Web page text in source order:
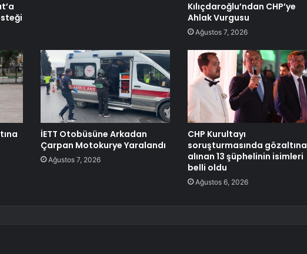
Kılıçdaroğlu’ndan CHP’ye
Ahlak Vurgusu
Ağustos 7, 2026
İETT Otobüsüne Arkadan
Çarpan Motokurye Yaralandı
Ağustos 7, 2026
CHP Kurultayı
soruşturmasında gözaltına
alınan 13 şüphelinin isimleri
belli oldu
Ağustos 6, 2026